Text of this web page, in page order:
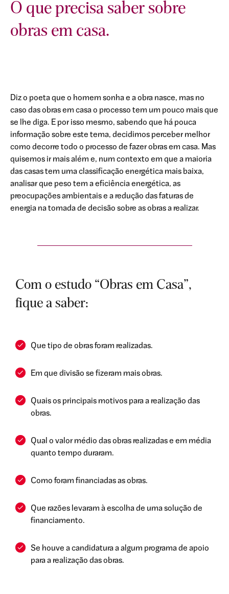
O que precisa saber sobre
obras em casa.
Diz o poeta que o homem sonha e a obra nasce, mas no
caso das obras em casa o processo tem um pouco mais que
se lhe diga. E por isso mesmo, sabendo que há pouca
informação sobre este tema, decidimos perceber melhor
como decorre todo o processo de fazer obras em casa. Mas
quisemos ir mais além e, num contexto em que a maioria
das casas tem uma classificação energética mais baixa,
analisar que peso tem a eficiência energética, as
preocupações ambientais e a redução das faturas de
energia na tomada de decisão sobre as obras a realizar.
Com o estudo “Obras em Casa”,
fique a saber:
Que tipo de obras foram realizadas.
Em que divisão se fizeram mais obras.
Quais os principais motivos para a realização das
obras.
Qual o valor médio das obras realizadas e em média
quanto tempo duraram.
Como foram financiadas as obras.
Que razões levaram à escolha de uma solução de
financiamento.
Se houve a candidatura a algum programa de apoio
para a realização das obras.